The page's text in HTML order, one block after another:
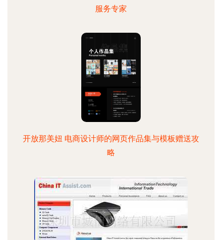
服务专家
开放那美妞 电商设计师的网页作品集与模板赠送攻
略